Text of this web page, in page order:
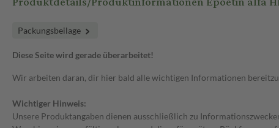
Packungsbeilage
Diese Seite wird gerade überarbeitet!
Wir arbeiten daran, dir hier bald alle wichtigen Informationen
Wichtiger Hinweis:
Unsere Produktangaben dienen ausschließlich zu